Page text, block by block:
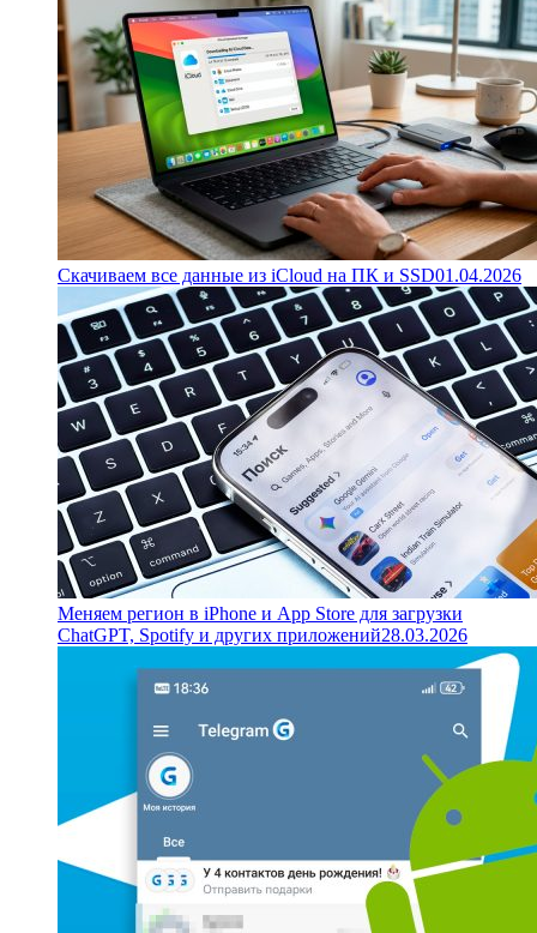
Скачиваем все данные из iCloud на ПК и SSD01.04.2026
Меняем регион в iPhone и App Store для загрузки
ChatGPT, Spotify и других приложений28.03.2026